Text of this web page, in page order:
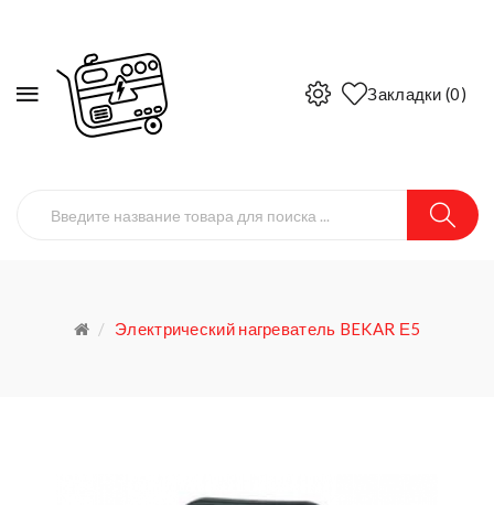
Закладки (0)
Электрический нагреватель BEKAR Е5